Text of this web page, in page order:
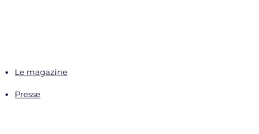
Le magazine
Presse